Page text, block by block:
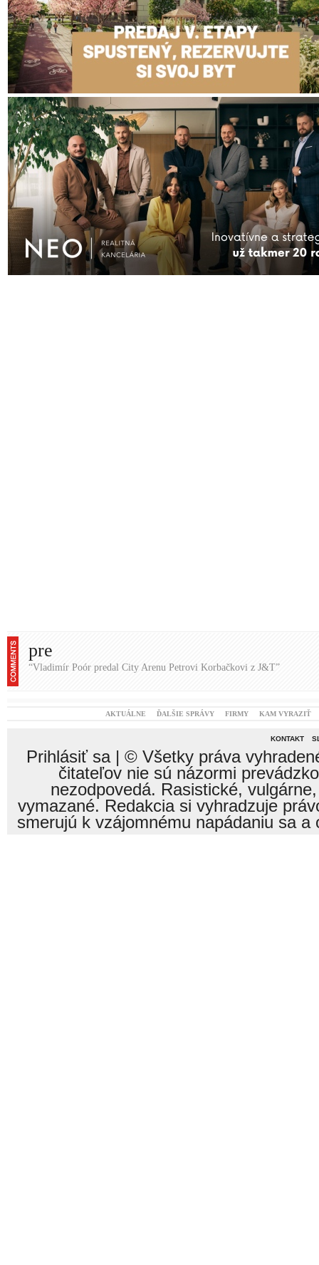
pre
“Vladimír Poór predal City Arenu Petrovi Korbačkovi z J&T”
AKTUÁLNE ĎALŠIE SPRÁVY FIRMY KAM VYRAZIŤ
KONTAKT
Prihlásiť sa| © Všetky práva
čitateľov nie sú názormi
nezodpovedá. Rasistické,
vymazané. Redakcia si vyhradzuje
smerujú k vzájomnému napádaniu sa